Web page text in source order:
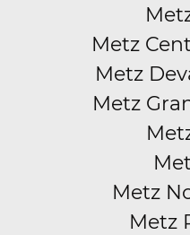
Metz
Metz
Metz
Metz
Metz